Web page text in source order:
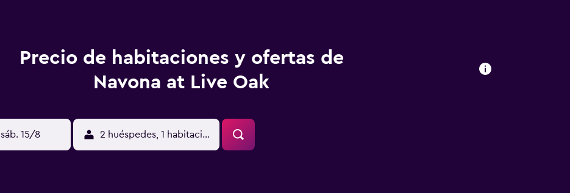
Precio de habitaciones y ofertas de
Navona at Live Oak
sáb. 15/8 2 huéspedes, 1 habitación